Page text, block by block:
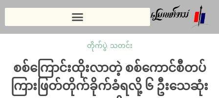
တိုက်ပွဲ, သတင်း
စစ်ကြောင်းထိုးလာတဲ့ စစ်ကောင်စီတပ်
ကြားဖြတ်တိုက်ခိုက်ခံရလို့ ၆ ဦးသေဆုံး